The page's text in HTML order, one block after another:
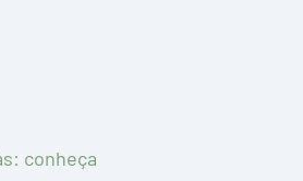
conheça